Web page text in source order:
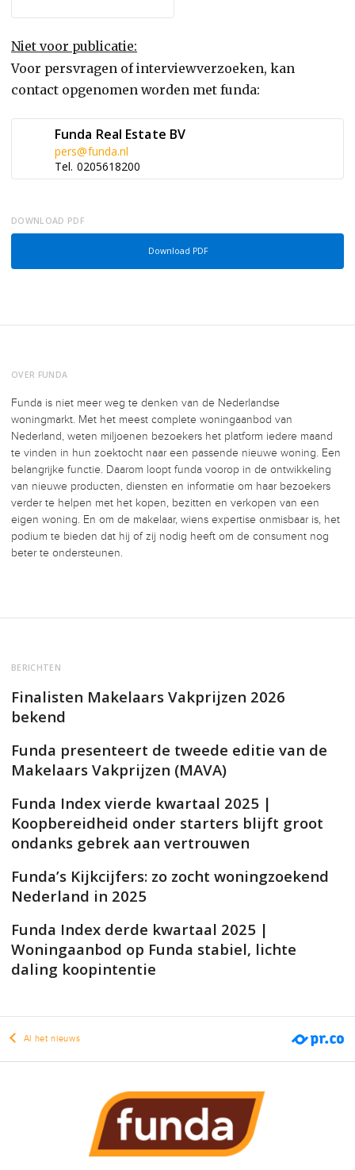
Niet voor publicatie:
Voor persvragen of interviewverzoeken, kan
contact opgenomen worden met funda:
Funda Real Estate BV
pers@funda.nl
Tel. 0205618200
DOWNLOAD PDF
Download PDF
OVER FUNDA
Funda is niet meer weg te denken van de Nederlandse
woningmarkt. Met het meest complete woningaanbod van
Nederland, weten miljoenen bezoekers het platform iedere maand
te vinden in hun zoektocht naar een passende nieuwe woning. Een
belangrijke functie. Daarom loopt funda voorop in de ontwikkeling
van nieuwe producten, diensten en informatie om haar bezoekers
verder te helpen met het kopen, bezitten en verkopen van een
eigen woning. En om de makelaar, wiens expertise onmisbaar is, het
podium te bieden dat hij of zij nodig heeft om de consument nog
beter te ondersteunen.
BERICHTEN
Finalisten Makelaars Vakprijzen 2026
bekend
Funda presenteert de tweede editie van de
Makelaars Vakprijzen (MAVA)
Funda Index vierde kwartaal 2025 |
Koopbereidheid onder starters blijft groot
ondanks gebrek aan vertrouwen
Funda’s Kijkcijfers: zo zocht woningzoekend
Nederland in 2025
Funda Index derde kwartaal 2025 |
Woningaanbod op Funda stabiel, lichte
daling koopintentie
Al het nieuws